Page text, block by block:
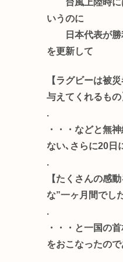
台風上陸時に
いうのに
日本代表が勝
を更新して
【ラグビーは被
与えてくれるもの
.
・・・などと無
ない､さらに20日
.
【たくさんの感
な”一ヶ月間でし
.
・・・と一国の
をおこなったので